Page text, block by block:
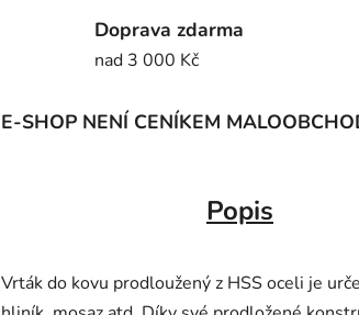
Doprava zdarma
nad 3 000 Kč
E-SHOP NENÍ CENÍKEM
Popis
Vrták do kovu prodloužený z HSS oceli je